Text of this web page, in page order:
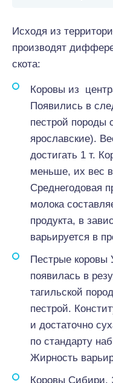
Исходя из
производят
скота:
Коровы из
Появились в
пестрой породы
ярославские).
достигать 1 т.
меньше, их вес
Среднегодовая
молока
продукта, в
варьируется в
Пестрые коровы
появилась в
тагильской
пестрой.
и достаточно
по стандарту
Жирность
Коровы Сибири.